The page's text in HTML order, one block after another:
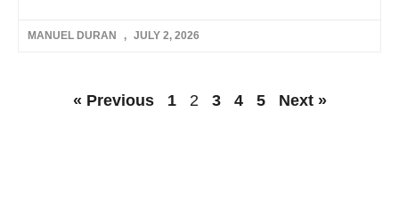
MANUEL DURAN JULY 2, 2026
« Previous 1 2 3 4 5 Next »